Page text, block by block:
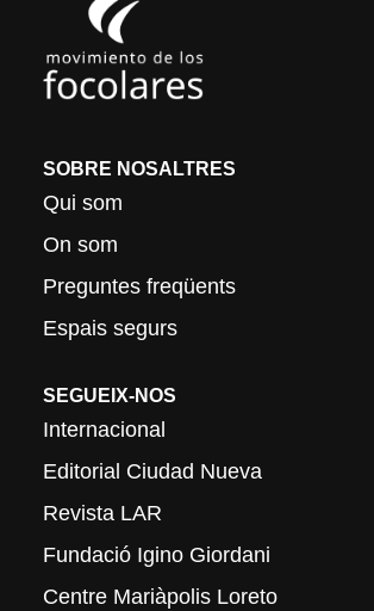
SOBRE NOSALTRES
Qui som
On som
Preguntes freqüents
Espais segurs
SEGUEIX-NOS
Internacional
Editorial Ciudad Nueva
Revista LAR
Fundació Igino Giordani
Centre Mariàpolis Loreto